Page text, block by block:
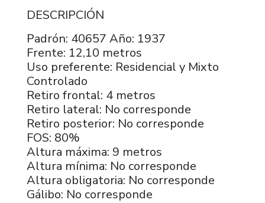
DESCRIPCIÓN
Padrón: 40657 Año: 1937
Frente: 12,10 metros
Uso preferente: Residencial y Mixto
Controlado
Retiro frontal: 4 metros
Retiro lateral: No corresponde
Retiro posterior: No corresponde
FOS: 80%
Altura máxima: 9 metros
Altura mínima: No corresponde
Altura obligatoria: No corresponde
Gálibo: No corresponde